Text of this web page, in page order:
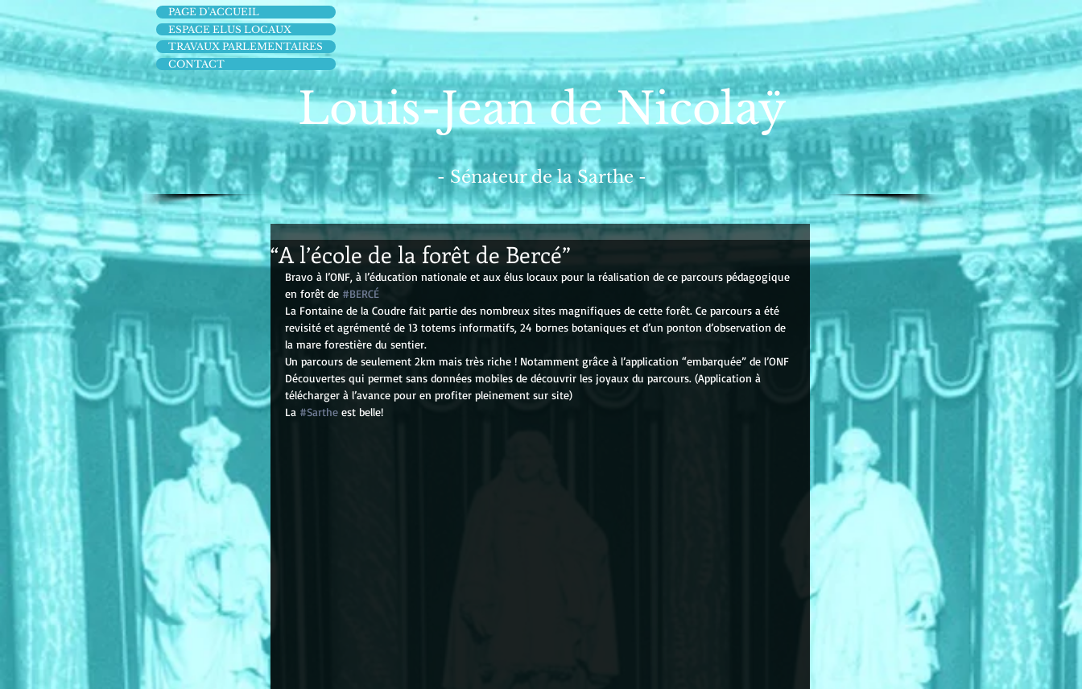
PAGE D'ACCUEIL
ESPACE ELUS LOCAUX
TRAVAUX PARLEMENTAIRES
CONTACT
Louis-Jean de Nicolaÿ
- Sénateur de la Sarthe -
“A l’école de la forêt de Bercé”
Bravo à l’ONF, à l’éducation nationale et aux élus locaux pour la réalisation de ce parcours pédagogique
en forêt de #BERCÉ
La Fontaine de la Coudre fait partie des nombreux sites magnifiques de cette forêt. Ce parcours a été
revisité et agrémenté de 13 totems informatifs, 24 bornes botaniques et d’un ponton d’observation de
la mare forestière du sentier.
Un parcours de seulement 2km mais très riche ! Notamment grâce à l’application “embarquée” de l’ONF
Découvertes qui permet sans données mobiles de découvrir les joyaux du parcours. (Application à
télécharger à l’avance pour en profiter pleinement sur site)
La #Sarthe est belle!